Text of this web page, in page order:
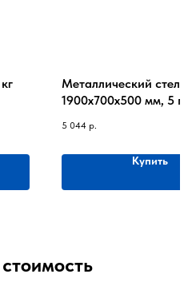
Металлический
1900х700х500 мм, 5
5 044 р.
Купить